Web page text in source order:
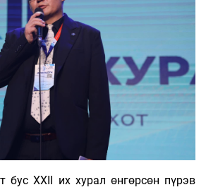
XXII их хурал өнгөрсөн пүрэв